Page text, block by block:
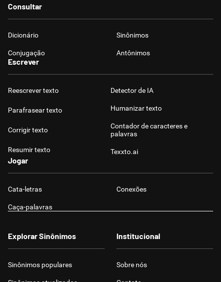
Consultar
Dicionário Sinônimos
Conjugação Antônimos
Escrever
Reescrever texto
Parafrasear texto
Corrigir texto
Resumir texto
Detector de IA
Humanizar texto
Contador de caracteres e
palavras
Texxto.ai
Jogar
Cata-letras Conexões
Caça-palavras
Explorar Sinônimos
Sinônimos populares
Institucional
Sobre nós